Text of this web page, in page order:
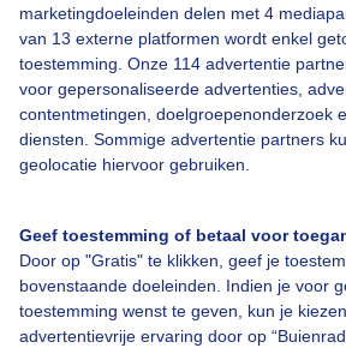
marketingdoeleinden delen met 4
van 13 externe platformen wordt enkel
toestemming. Onze 114 advertentie
voor gepersonaliseerde advertenties,
contentmetingen, doelgroepenonderzoek
diensten. Sommige advertentie partners
geolocatie hiervoor gebruiken.
Geef toestemming of betaal voor
Door op "Gratis" te klikken, geef je
bovenstaande doeleinden. Indien je voor
toestemming wenst te geven, kun je
advertentievrije ervaring door op
19:40 20:10
Over Buienradar
Bedrijfsgegevens